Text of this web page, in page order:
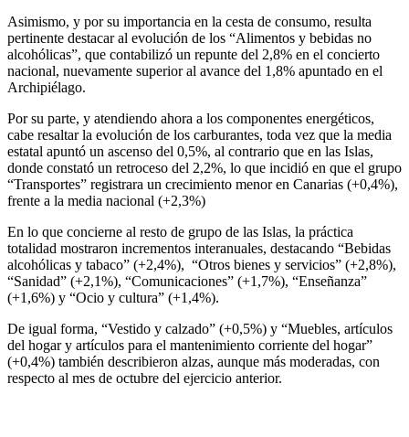
Asimismo, y por su importancia en la cesta de consumo, resulta
pertinente destacar al evolución de los “Alimentos y bebidas no
alcohólicas”, que contabilizó un repunte del 2,8% en el concierto
nacional, nuevamente superior al avance del 1,8% apuntado en el
Archipiélago.
Por su parte, y atendiendo ahora a los componentes energéticos,
cabe resaltar la evolución de los carburantes, toda vez que la media
estatal apuntó un ascenso del 0,5%, al contrario que en las Islas,
donde constató un retroceso del 2,2%, lo que incidió en que el grupo
“Transportes” registrara un crecimiento menor en Canarias (+0,4%),
frente a la media nacional (+2,3%)
En lo que concierne al resto de grupo de las Islas, la práctica
totalidad mostraron incrementos interanuales, destacando “Bebidas
alcohólicas y tabaco” (+2,4%), “Otros bienes y servicios” (+2,8%),
“Sanidad” (+2,1%), “Comunicaciones” (+1,7%), “Enseñanza”
(+1,6%) y “Ocio y cultura” (+1,4%).
De igual forma, “Vestido y calzado” (+0,5%) y “Muebles, artículos
del hogar y artículos para el mantenimiento corriente del hogar”
(+0,4%) también describieron alzas, aunque más moderadas, con
respecto al mes de octubre del ejercicio anterior.